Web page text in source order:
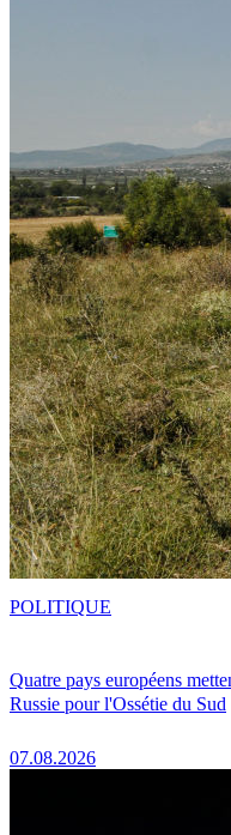
Quatre pays européens
Russie pour l'Ossétie du Sud
07.08.2026
POLITIQUE